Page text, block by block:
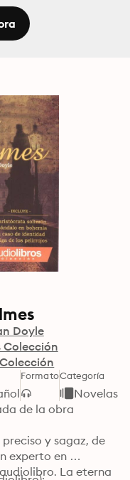
Doyle
FormatoCategoría
Novelas
de la obra
y sagaz, de
experto en
La eterna